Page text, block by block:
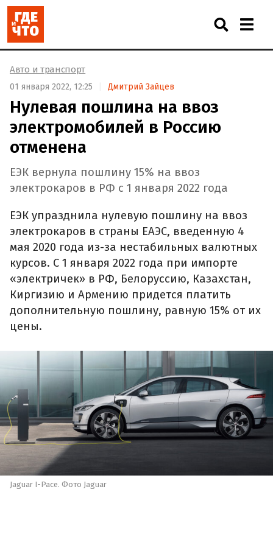
Авто и транспорт
01 января 2022, 12:25 Дмитрий Зайцев
Нулевая пошлина на ввоз
электромобилей в Россию
отменена
ЕЭК вернула пошлину 15% на ввоз
электрокаров в РФ с 1 января 2022 года
ЕЭК упразднила нулевую пошлину на ввоз
электрокаров в страны ЕАЭС, введенную 4
мая 2020 года из-за нестабильных валютных
курсов. С 1 января 2022 года при импорте
«электричек» в РФ, Белоруссию, Казахстан,
Киргизию и Армению придется платить
дополнительную пошлину, равную 15% от их
цены.
Jaguar I-Pace. Фото Jaguar